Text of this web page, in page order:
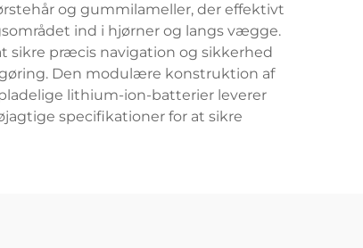
og gummilameller, der effektivt
ind i hjørner og langs vægge.
sikre præcis navigation og sikkerhed
Den modulære konstruktion af
lithium-ion-batterier leverer
specifikationer for at sikre